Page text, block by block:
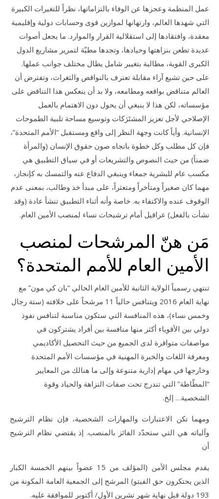
عمل المنظمة وعجزها عن الوفاء بالتزاماتها، نظراً للتغيرات الكبيرة
التي شهدها العالم، وارتهانها لموازين قوى وحسابات دولية وإقليمية
معقدة، وافتقادها إلى استقلالية القرار والموارد. ما يجعل أصوات
عديدة تطعن بنزاهتها وحيادها، وتجدها مطيّة لتمرير مشاريع الدول
الكبرى القوية، مطالبة بتغيير شامل يطال مختلف جوانب عملها.
على حين تشيع آراء مقابلة تعترف بالنواقص والثغرات، وتفترض أن
العالم متناقض بواقعه ومطامعه، ولا بد أن ينعكس هذا التناقض على
مؤسساته، لكن هذا لا ينبغي أن يحول دون الاهتمام بالعمل
الإصلاحي لأجل تعزيز المشتَرَكات وتوسيع مساحة تلبية الطموحات
الإنسانية. وأياً كانت وجهة النظر إلى واقع ومستقبل “الأمم المتحدة”،
فإن كل مطلب وكل خطوة باتجاه صون حقوق الإنسان (والمرأة
ضمناً) من حيث النصوص والتشريعات أو في سياق التطبيق هي
مكسب عام للبشرية جمعاء وينبغي الدفاع عنه والتمسك به كإنجاز،
مهما كان صغيراً ومتأخراً ومتعثراً، على مبدأ خذ وطالب، بمعنى عدم
الوقوف عنده والاكتفاء به. خاصة وأنه أثناء التطبيق تنشأ عادة (وقد
نشأت بالفعل) عراقيل أمام ترشيحات نساء لمنصب الأمين العام.
مَن هنّ المرشحات لمنصب
الأمين العام للأمم المتحدة؟
تنتهي رسمياً الولاية الثانية للأمين العام الحالي “بان كي مون” مع
نهاية العام 2016 ويتنافس حالياً 11 مرشحاً على خلافته (ستة رجال
وخمس نساء)، هذه المنافسة التي ستكون مناسبة لتنافس نفوذ
دولي بين الأقوياء أكثر منها منافسة بين أفراد يشتركون في
مواصفات متوافرة لدى الجميع من حيث التحصيل الأكاديمي
ومعرفة اللغات والخبرة المهنية في مؤسسات الأمم المتحدة
وخارجها في مهام إدارية متنوعة وإلى ما هنالك من المعايير
“المطّاطة” التي تندرج تحت صفات النزاهة والحياد وقوة
الشخصية… إلخ.
ومهما تكن الاعتبارات والمهارات الشخصية، فإن نظام الترشيح
وآلياته هي التي ستحدّد الفائز بالمنصب. إذ يقتضي نظام الترشيح
أن
يقدم مجلس الأمن (المؤلف من 15 عضواً بينهم الخمسة الكبار
الذين يحتكرون حق الفيتو) المرشح إلى الجمعية العامة المكونة من
193 دولة قبل نهاية شهر تشرين الأول/ أكتوبر للموافقة عليه.